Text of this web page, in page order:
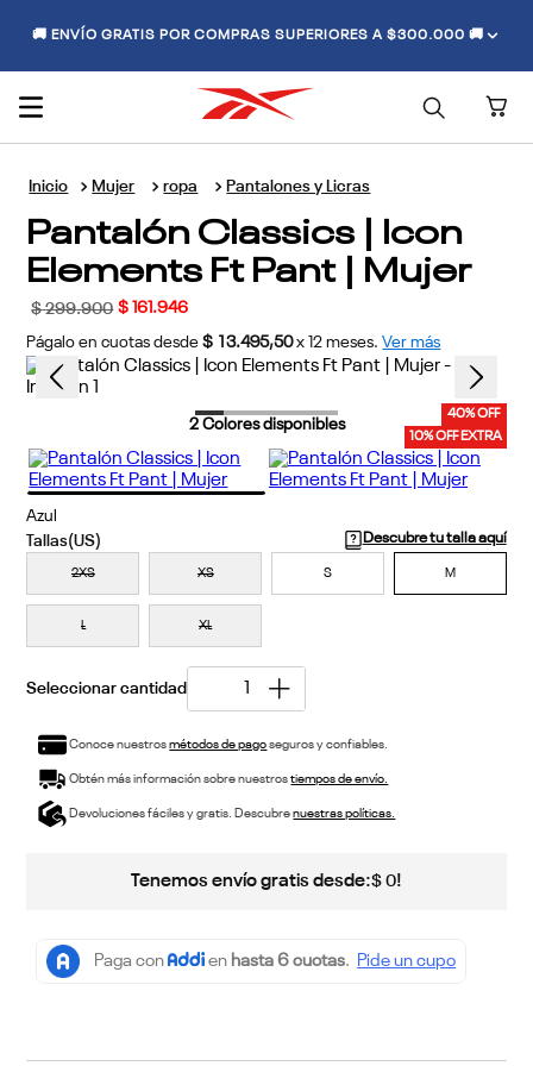
🚚 ENVÍO GRATIS POR COMPRAS SUPERIORES A $300.000 🚚
Mujer ropa Pantalones y Licras
Pantalón Classics | Icon
Elements Ft Pant | Mujer
$ 299.900 $ 161 .946
Págalo en cuotas desde $ 13.495,50 x 12 meses. Ver más
40% OFF
10% OFF EXTRA
2Colores disponibles
Azul
Descubre tu talla aquí
2XS XS S M
L XL
Conoce nuestrosmétodos de pagoseguros y confiables.
Obtén más información sobre nuestrostiempos de envío.
Devoluciones fáciles y gratis. Descubrenuestras políticas.
Tenemos envío gratis desde:$ 0!